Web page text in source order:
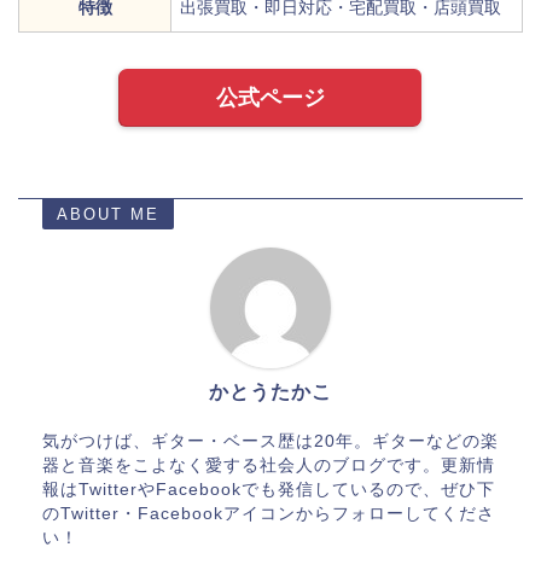
特徴 出張買取・即日対応・宅配買取・店頭買取
公式ページ
ABOUT ME
かとうたかこ
気がつけば、ギター・ベース歴は20年。ギターなどの楽
器と音楽をこよなく愛する社会人のブログです。更新情
報はTwitterやFacebookでも発信しているので、ぜひ下
のTwitter・Facebookアイコンからフォローしてくださ
い！